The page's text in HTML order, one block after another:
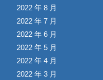
2022 年 8 月
2022 年 7 月
2022 年 6 月
2022 年 5 月
2022 年 4 月
2022 年 3 月